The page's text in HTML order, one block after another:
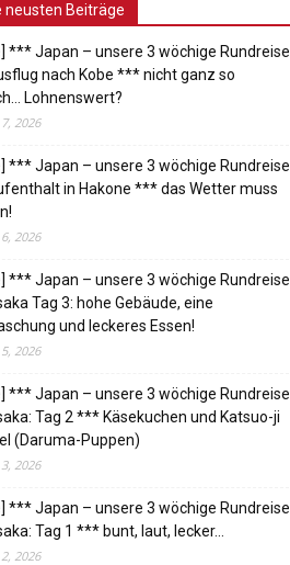
neusten Beiträge
*** Japan – unsere 3 wöchige Rundreise
nach Kobe *** nicht ganz so
Lohnenswert?
2026
*** Japan – unsere 3 wöchige Rundreise
in Hakone *** das Wetter muss
2026
*** Japan – unsere 3 wöchige Rundreise
Tag 3: hohe Gebäude, eine
und leckeres Essen!
2026
*** Japan – unsere 3 wöchige Rundreise
Tag 2 *** Käsekuchen und Katsuo-ji
(Daruma-Puppen)
2026
*** Japan – unsere 3 wöchige Rundreise
Tag 1 *** bunt, laut, lecker…
2026